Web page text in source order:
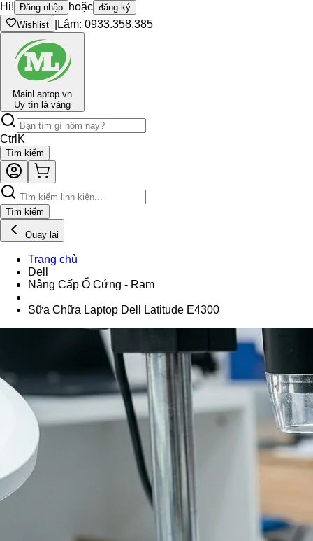
Hi! Đăng nhập hoặc đăng ký
Wishlist
Lâm: 0933.358.385
MainLaptop.vn
Uy tín là vàng
Ctrl K
Tìm kiếm
Tìm kiếm
Quay lại
Trang chủ
Dell
Nâng Cấp Ổ Cứng - Ram
Sữa Chữa Laptop Dell Latitude E4300